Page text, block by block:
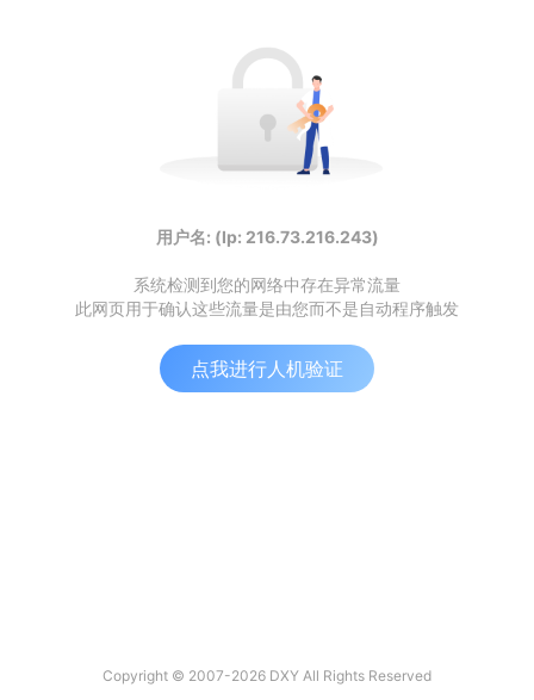
用户名: (Ip: 216.73.216.243)
系统检测到您的网络中存在异常流量
此网页用于确认这些流量是由您而不是自动程序触发
点我进行人机验证
Copyright © 2007-2026 DXY All Rights Reserved